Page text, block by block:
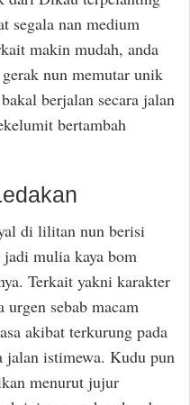
segala nan medium
makin mudah, anda
nun memutar unik
berjalan secara jalan
bertambah
di lilitan nun berisi
mulia kaya bom
Terkait yakni karakter
sebab macam
akibat terkurung pada
jalan istimewa. Kudu pun
menurut jujur